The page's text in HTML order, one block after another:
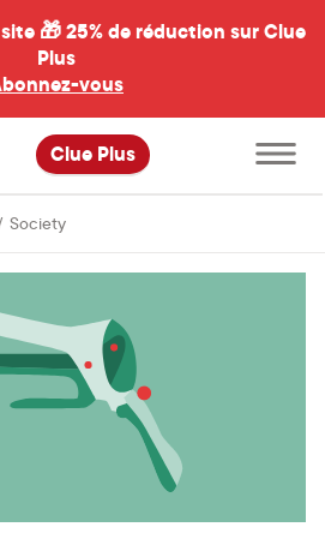
🎁25% de réduction sur Clue
Plus
vous
Clue Plus
Ouvrir
le
menu
SocietyLa
usos
y
apropiaciones